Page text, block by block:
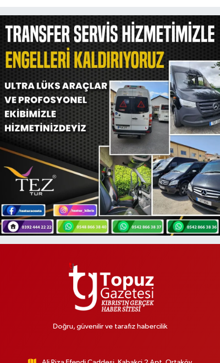
Doğru, güvenilir ve tarafız habercilik